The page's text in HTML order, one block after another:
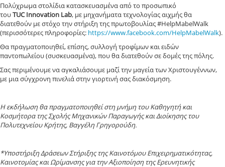
Πολύχρωμα στολίδια κατασκευασμένα από το προσωπικό
τουTUCInnovation Lab, με μηχανήματα τεχνολογίας αιχμής θα
διατεθούν με στόχο την στήριξη της πρωτοβουλίας #ΗelpMabelWalk
(περισσότερες πληροφορίες: https://www.facebook.com/HelpMabelWalk).
Θα πραγματοποιηθεί, επίσης, συλλογή τροφίμων και ειδών
παντοπωλείου (συσκευασμένα), που θα διατεθούν σε δομές της πόλης.
Σας περιμένουμε να αγκαλιάσουμε μαζί την μαγεία των Χριστουγέννων,
με μια σύγχρονη πινελιά στην γιορτινή σας διακόσμηση.
H εκδήλωση θα πραγματοποιηθεί στη μνήμη του Καθηγητή και
Κοσμήτορα της Σχολής Μηχανικών Παραγωγής και Διοίκησης του
Πολυτεχνείου Κρήτης, Βαγγέλη Γρηγορούδη.
*Υποστήριξη Δράσεων Στήριξης της Καινοτόμου Επιχειρηματικότητας,
Καινοτομίας και Ωρίμανσης για την Αξιοποίηση της Ερευνητικής